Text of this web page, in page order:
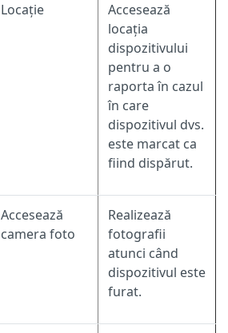
Locație
Accesează
locația
dispozitivului
pentru a o
raporta în cazul
în care
dispozitivul dvs.
este marcat ca
fiind dispărut.
Accesează
camera foto
Realizează
fotografii
atunci când
dispozitivul este
furat.